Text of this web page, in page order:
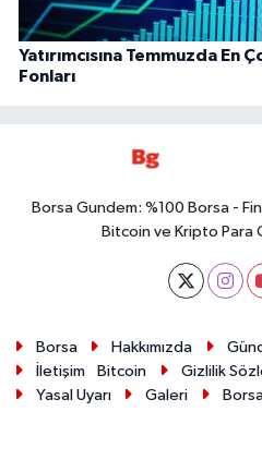
Yatırımcısına Temmuzda En
Fonları
Borsa Gundem: %100 Borsa -
Bitcoin ve Kripto Para
Borsa Hakkımızda
İletişim
Bitcoin Gizlilik
Yasal Uyarı
Galeri